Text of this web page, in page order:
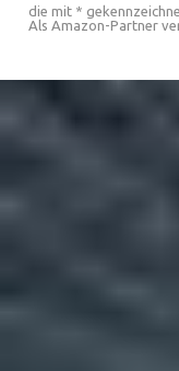
die mit *
Als Amazon-Partner